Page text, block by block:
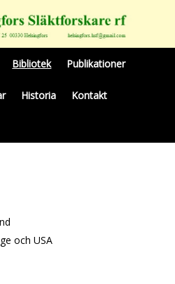
Bibliotek Publikationer
Historia Kontakt
och USA